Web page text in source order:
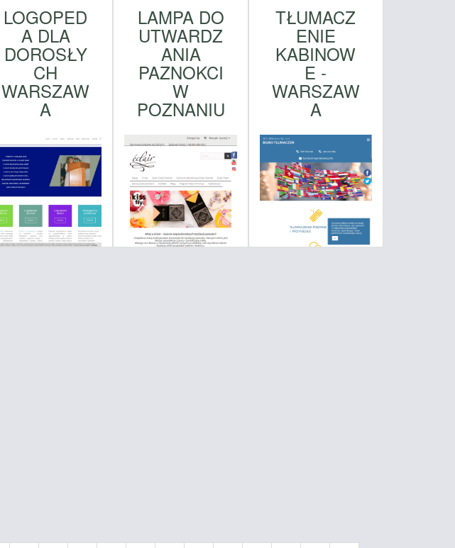
LOGOPED
A DLA
DOROSŁY
CH
WARSZAW
A
LAMPA DO
UTWARDZ
ANIA
PAZNOKCI
W
POZNANIU
TŁUMACZ
ENIE
KABINOW
E -
WARSZAW
A